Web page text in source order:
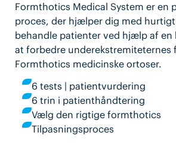
Formthotics Medical System er en
proces, der hjælper dig med
behandle patienter ved hjælp af en
at forbedre underekstremiteternes
Formthotics medicinske ortoser.
6 tests | patientvurdering
6 trin i patienthåndtering
Vælg den rigtige formthotics
Tilpasningsproces